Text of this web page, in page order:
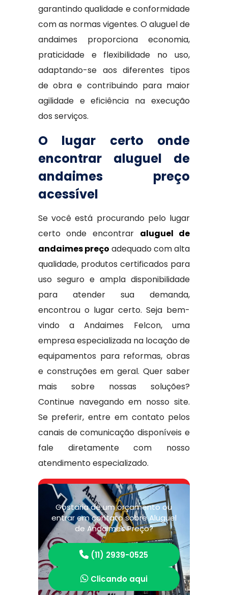
garantindo qualidade e conformidade
com as normas vigentes. O aluguel de
andaimes proporciona economia,
praticidade e flexibilidade no uso,
adaptando-se aos diferentes tipos
de obra e contribuindo para maior
agilidade e eficiência na execução
dos serviços.
O lugar certo onde
encontrar aluguel de
andaimes preço
acessível
Se você está procurando pelo lugar
certo onde encontrar aluguel de
andaimes preço adequado com alta
qualidade, produtos certificados para
uso seguro e ampla disponibilidade
para atender sua demanda,
encontrou o lugar certo. Seja bem-
vindo a Andaimes Felcon, uma
empresa especializada na locação de
equipamentos para reformas, obras
e construções em geral. Quer saber
mais sobre nossas soluções?
Continue navegando em nosso site.
Se preferir, entre em contato pelos
canais de comunicação disponíveis e
fale diretamente com nosso
atendimento especializado.
Gostaria de um orçamento ou
entrar em contato sobre Aluguel
de Andaimes Preço?
(11) 2939-0525
Clicando aqui